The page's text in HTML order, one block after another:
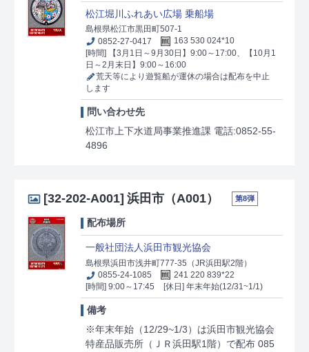
松江堀川ふれあい広場 乗船場
島根県松江市黒田町507-1
0852-27-0417
163 530 024*10
[時間] 【3月1日～9月30日】9:00～17:00、【10月1
日～2月末日】9:00～16:00
荒天等により遊覧船が運休の場合は配布を中止
します
問い合わせ先
松江市上下水道局事業推進課 電話:0852-55-
4896
[32-202-A001] 浜田市（A001） 第8弾
配布場所
一般社団法人浜田市観光協会
島根県浜田市浅井町777-35（JR浜田駅2階）
0855-24-1085
241 220 839*22
[時間] 9:00～17:45
[休日] 年末年始(12/31~1/1)
備考
※年末年始（12/29~1/3）は浜田市観光協会
特産品販売所（ＪＲ浜田駅1階）で配布 085